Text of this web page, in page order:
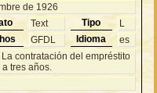
de 1926
Text Tipo
L
GFDL Idioma
es
contratación del empréstito
tres años.